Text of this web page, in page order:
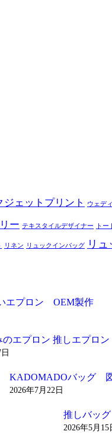
ジェットプリント ウェデ
ー テキスタイルデザイナー トー
リネン リュックインバッグ リュ
エプロン OEM製作
のエプロン 推しエプロ
KADOMADOバッグ
2026年7月22日
推しバッ
2026年5月15